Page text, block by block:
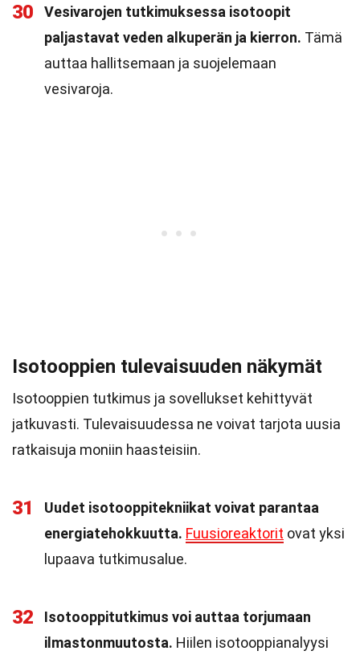
30
Vesivarojen tutkimuksessa isotoopit
paljastavat veden alkuperän ja kierron. Tämä
auttaa hallitsemaan ja suojelemaan
vesivaroja.
Isotooppien tulevaisuuden näkymät
Isotooppien tutkimus ja sovellukset kehittyvät
jatkuvasti. Tulevaisuudessa ne voivat tarjota uusia
ratkaisuja moniin haasteisiin.
31
Uudet isotooppitekniikat voivat parantaa
energiatehokkuutta. Fuusioreaktorit ovat yksi
lupaava tutkimusalue.
32
Isotooppitutkimus voi auttaa torjumaan
ilmastonmuutosta. Hiilen isotooppianalyysi